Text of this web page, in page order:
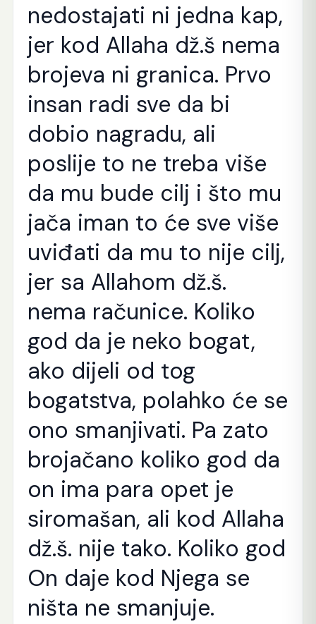
nedostajati ni jedna kap,
jer kod Allaha dž.š nema
brojeva ni granica. Prvo
insan radi sve da bi
dobio nagradu, ali
poslije to ne treba više
da mu bude cilj i što mu
jača iman to će sve više
uviđati da mu to nije cilj,
jer sa Allahom dž.š.
nema računice. Koliko
god da je neko bogat,
ako dijeli od tog
bogatstva, polahko će se
ono smanjivati. Pa zato
brojačano koliko god da
on ima para opet je
siromašan, ali kod Allaha
dž.š. nije tako. Koliko god
On daje kod Njega se
ništa ne smanjuje.